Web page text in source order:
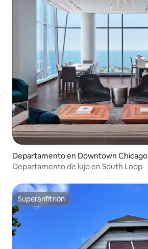
Departamento en Downtown Chicago
Departamento de lujo en South Loop
Superanfitrión
Superanfitrión